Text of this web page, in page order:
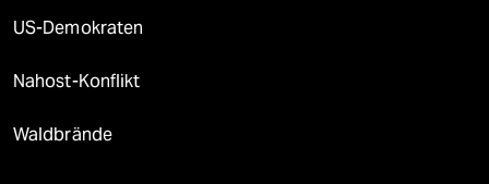
US-Demokraten
Nahost-Konflikt
Waldbrände